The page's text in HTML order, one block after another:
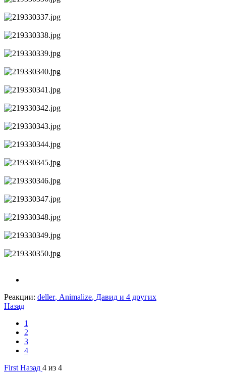
Реакции: deller, Animalize, Давид и 4 других
Назад
1
2
3
4
First Назад 4 из 4